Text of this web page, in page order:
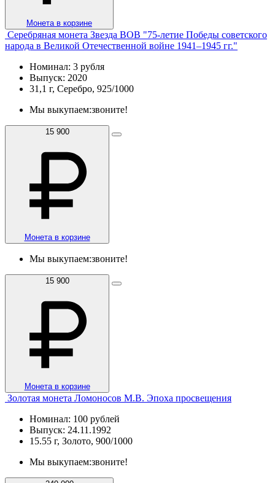
Монета в корзине
Серебряная монета Звезда ВОВ "75-летие Победы советского
народа в Великой Отечественной войне 1941–1945 гг."
Номинал: 3 рубля
Выпуск: 2020
31,1 г, Серебро, 925/1000
Мы выкупаем:звоните!
15 900
Монета в корзине
Мы выкупаем:звоните!
15 900
Монета в корзине
Золотая монета Ломоносов М.В. Эпоха просвещения
Номинал: 100 рублей
Выпуск: 24.11.1992
15.55 г, Золото, 900/1000
Мы выкупаем:звоните!